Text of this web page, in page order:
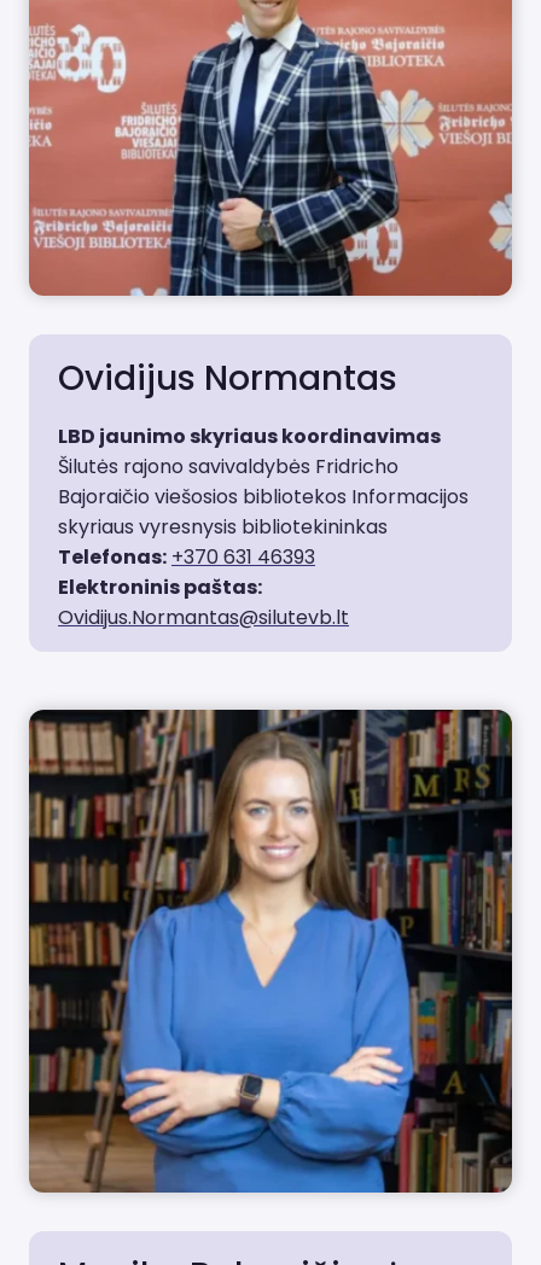
Ovidijus Normantas
LBD jaunimo skyriaus koordinavimas
Šilutės rajono savivaldybės Fridricho
Bajoraičio viešosios bibliotekos Informacijos
skyriaus vyresnysis bibliotekininkas
Telefonas: +370 631 46393
Elektroninis paštas:
Ovidijus.Normantas@silutevb.lt